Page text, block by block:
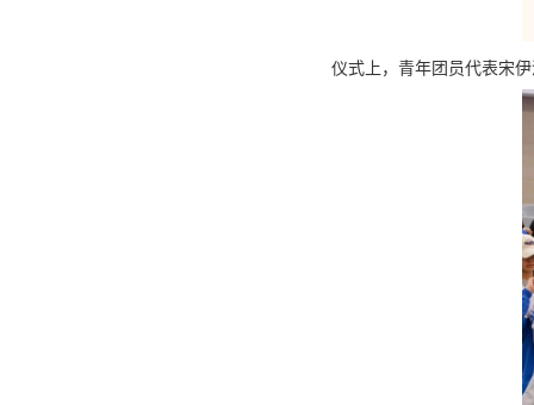
仪式上，青年团员代表宋